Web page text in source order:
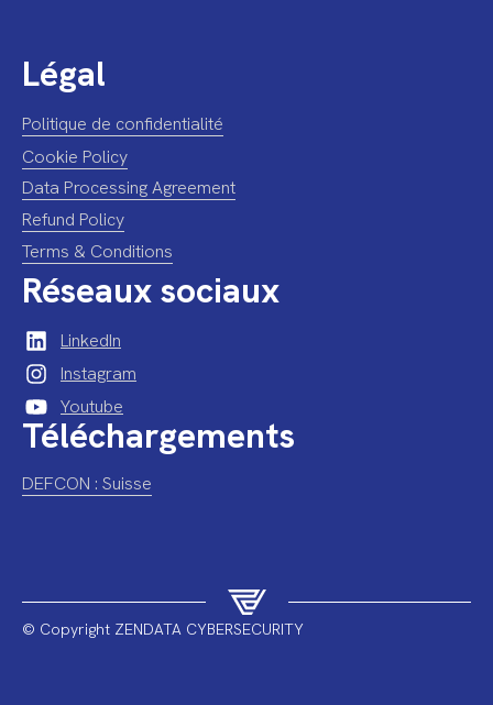
Légal
Politique de confidentialité
Cookie Policy
Data Processing Agreement
Refund Policy
Terms & Conditions
Réseaux sociaux
LinkedIn
Instagram
Youtube
Téléchargements
DEFCON : Suisse
© Copyright ZENDATA CYBERSECURITY